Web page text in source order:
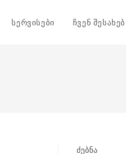
სერვისები ჩვენ შესახებ
ძებნა